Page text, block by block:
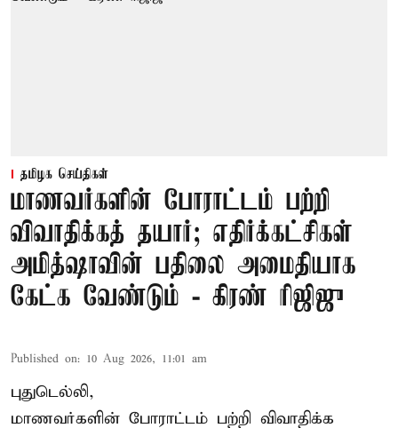
தமிழக செய்திகள்
மாணவர்களின் போராட்டம் பற்றி
விவாதிக்கத் தயார்; எதிர்க்கட்சிகள்
அமித்ஷாவின் பதிலை அமைதியாக
கேட்க வேண்டும் - கிரண் ரிஜிஜு
Published on: 10 Aug 2026, 11:01 am
புதுடெல்லி,
மாணவர்களின் போராட்டம் பற்றி விவாதிக்க